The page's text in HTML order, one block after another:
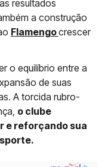
resultados
a construção
Flamengocrescer
o equilíbrio entre a
de suas
A torcida rubro-
o clube
e reforçando sua